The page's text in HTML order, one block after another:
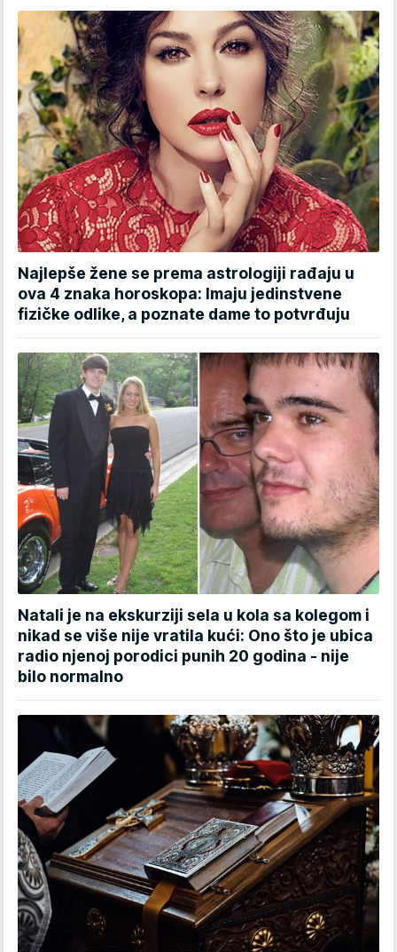
Najlepše žene se prema astrologiji rađaju u
ova 4 znaka horoskopa: Imaju jedinstvene
fizičke odlike, a poznate dame to potvrđuju
Natali je na ekskurziji sela u kola sa kolegom i
nikad se više nije vratila kući: Ono što je ubica
radio njenoj porodici punih 20 godina - nije
bilo normalno